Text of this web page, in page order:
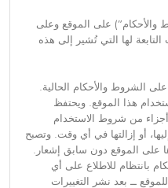
والأحكام”) على الموقع وعلى
لها التي تُشير إلى هذه
الشروط والأحكام الحالية.
هذا الموقع. ويحتفظ
من شروط الاستخدام
أو إزالتها في أي وقت. وتصبح
على الموقع دون سابق إشعار.
بانتظام للاطلاع على أي
ــ بعد نشر التغييرات